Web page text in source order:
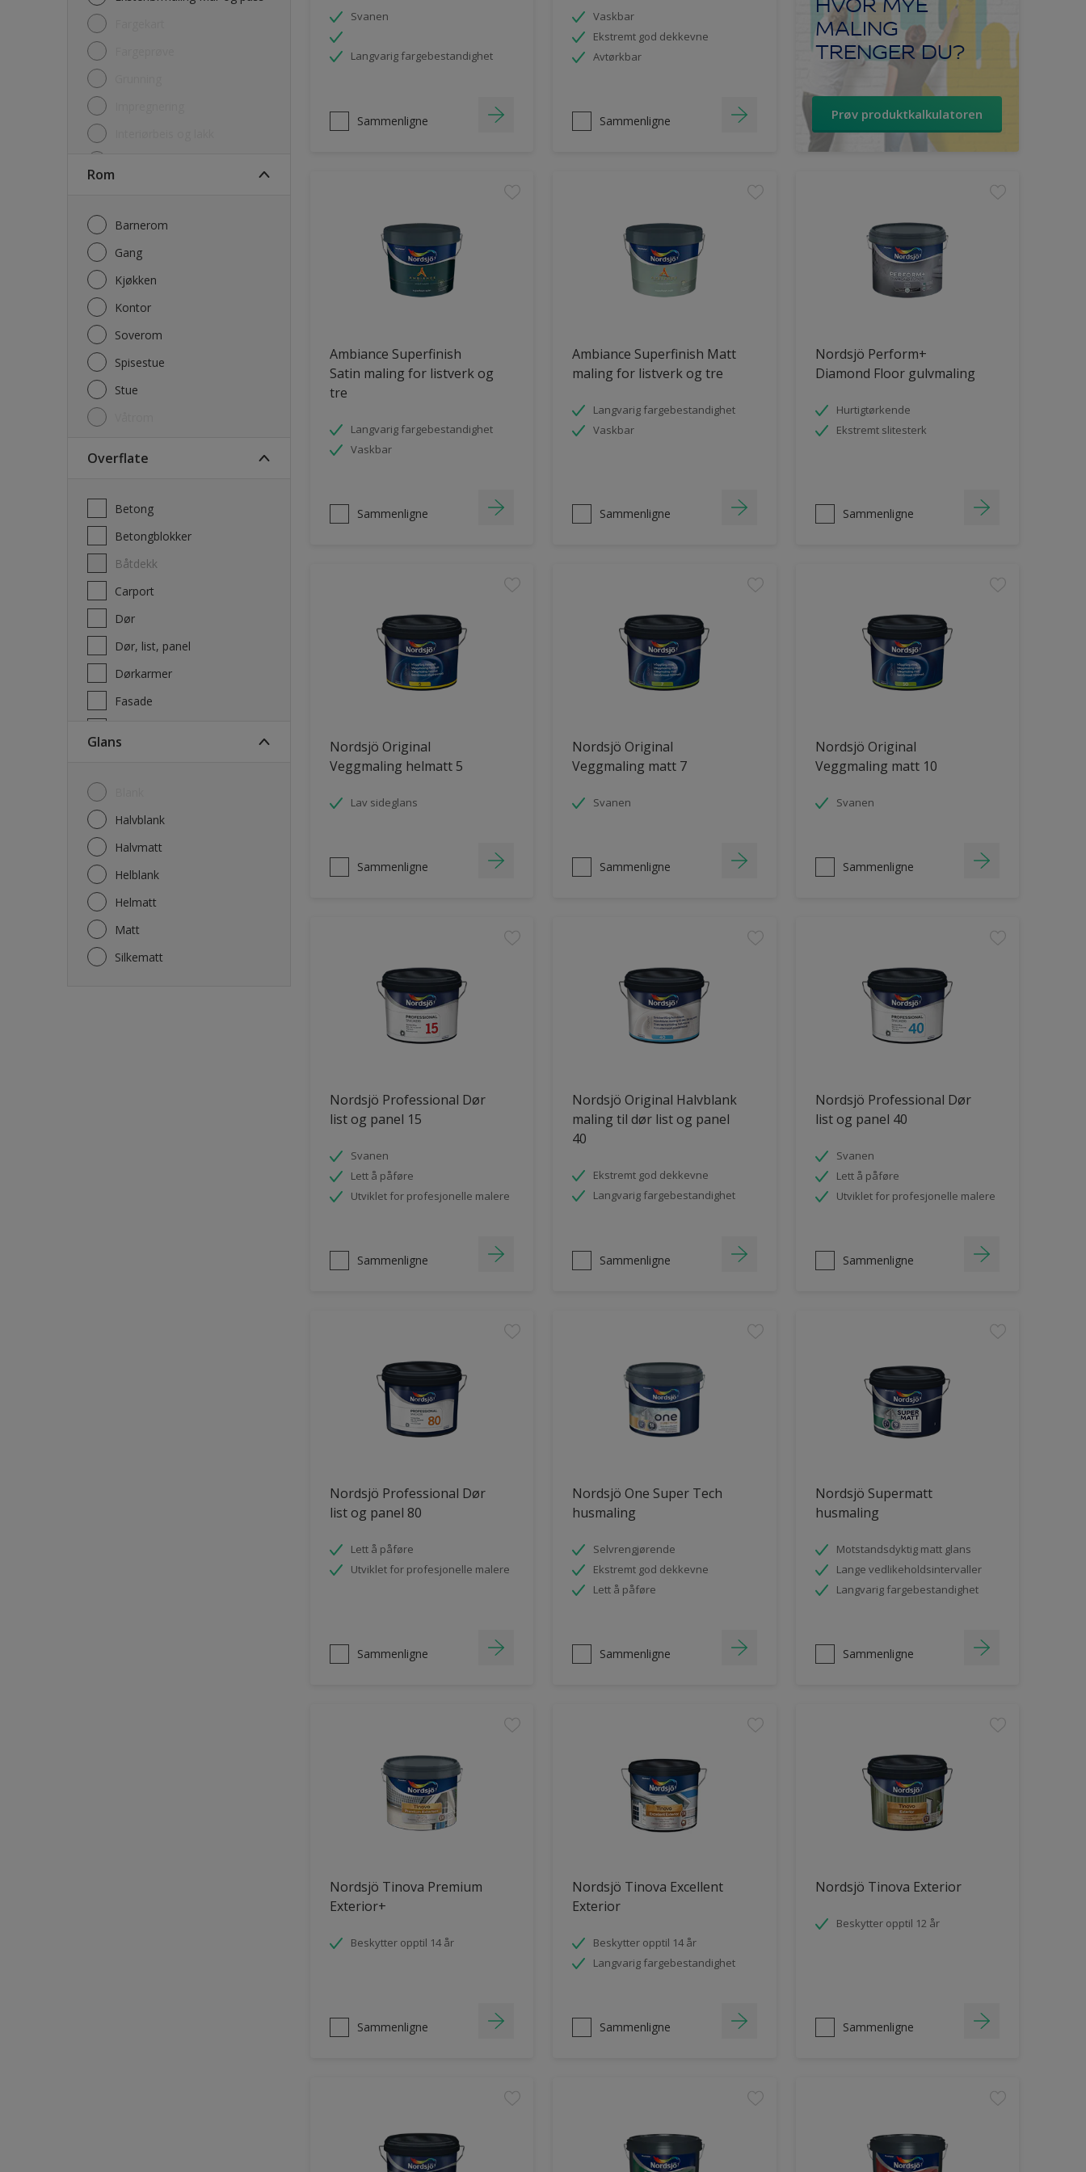
Rom
Barnerom
Gang
Kjøkken
Kontor
Soverom
Spisestue
Stue
Overflate
Betong
Betongblokker
Båtdekk
carport
Dør
Dør, list, panel
Dørkarmer
Fasade
Glans
Halvblank
Halvmatt
Helblank
Helmatt
Matt
Silkematt
Svanen
Langvarig fargebestandighet
Sammenligne
Vaskbar
Ekstremt god dekkevne
Avtørkbar
Sammenligne
MALING
TRENGER DU?
Prøv produktkalkulatoren
Ambiance Superfinish
Satin maling for listverk og
tre
Langvarig fargebestandighet
Vaskbar
Sammenligne
Ambiance Superfinish Matt
maling for listverk og tre
Langvarig fargebestandighet
Vaskbar
Sammenligne
Nordsjö Perform+
Diamond Floor gulvmaling
Hurtigtørkende
Ekstremt slitesterk
Sammenligne
Nordsjö Original
Veggmaling helmatt 5
Lav sideglans
Sammenligne
Nordsjö Original
Veggmaling matt 7
Svanen
Sammenligne
Nordsjö Original
Veggmaling matt 10
Svanen
Sammenligne
Nordsjö Professional Dør
list og panel 15
Svanen
Lett å påføre
Utviklet for profesjonelle malere
Sammenligne
Nordsjö Original Halvblank
maling til dør list og panel
40
Ekstremt god dekkevne
Langvarig fargebestandighet
Sammenligne
Nordsjö Professional Dør
list og panel 40
Svanen
Lett å påføre
Utviklet for profesjonelle malere
Sammenligne
Nordsjö Professional Dør
list og panel 80
Lett å påføre
Utviklet for profesjonelle malere
Sammenligne
Nordsjö One Super Tech
husmaling
Selvrengjørende
Ekstremt god dekkevne
Lett å påføre
Sammenligne
Nordsjö Supermatt
husmaling
Motstandsdyktig matt glans
Lange vedlikeholdsintervaller
Langvarig fargebestandighet
Sammenligne
Nordsjö Tinova Premium
Exterior+
Beskytter opptil 14 år
Sammenligne
Nordsjö Tinova Excellent
Exterior
Beskytter opptil 14 år
Langvarig fargebestandighet
Sammenligne
Nordsjö Tinova Exterior
Beskytter opptil 12 år
Sammenligne